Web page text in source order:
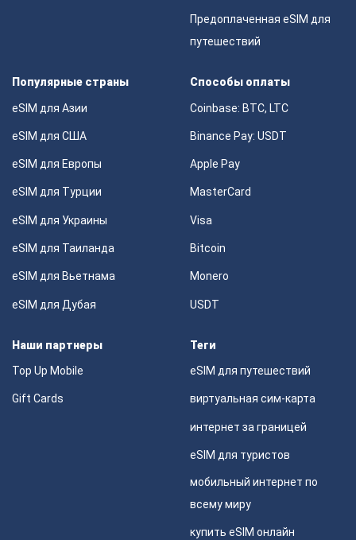
Предоплаченная eSIM для
путешествий
Популярные страны
eSIM для Азии
eSIM для США
eSIM для Европы
eSIM для Турции
eSIM для Украины
eSIM для Таиланда
eSIM для Вьетнама
eSIM для Дубая
Способы оплаты
Coinbase: BTC, LTC
Binance Pay: USDT
Apple Pay
MasterCard
Visa
Bitcoin
Monero
USDT
Наши партнеры
Top Up Mobile
Gift Cards
Теги
eSIM для путешествий
виртуальная сим-карта
интернет за границей
eSIM для туристов
мобильный интернет по
всему миру
купить eSIM онлайн